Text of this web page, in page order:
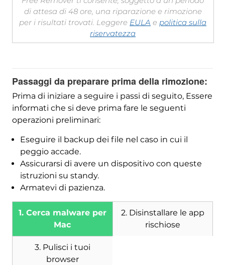
di attesa di 48 ore, una riparazione e rimozione
per i risultati trovati. Leggere EULA epolitica sulla
riservatezza
Passaggi da preparare prima della rimozione:
Prima di iniziare a seguire i passi di seguito, Essere
informati che si deve prima fare le seguenti
operazioni preliminari:
Eseguire il backup dei file nel caso in cui il
peggio accade.
Assicurarsi di avere un dispositivo con queste
istruzioni su standy.
Armatevi di pazienza.
1. Cerca malware per
Mac
2. Disinstallare le app
rischiose
3. Pulisci i tuoi
browserScarica